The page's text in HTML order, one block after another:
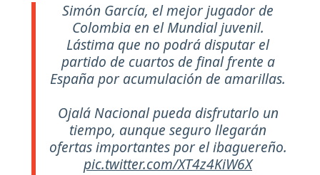
Simón García, el mejor jugador de
Colombia en el Mundial juvenil.
Lástima que no podrá disputar el
partido de cuartos de final frente a
España por acumulación de amarillas.
Ojalá Nacional pueda disfrutarlo un
tiempo, aunque seguro llegarán
ofertas importantes por el ibaguereño.
pic.twitter.com/XT4z4KiW6X